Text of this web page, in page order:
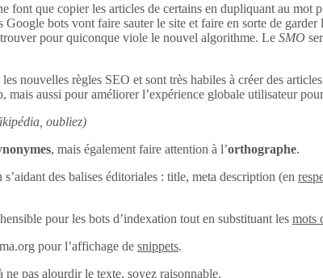
font que copier les articles de certains en dupliquant au mot
bots vont faire sauter le site et faire en sorte de
pour quiconque viole le nouvel algorithme. Le SMO
les nouvelles règles SEO et sont très habiles à créer des
aussi pour améliorer l’expérience globale utilisateur
oubliez)
, mais également faire attention à l’orthographe.
s’aidant des balises éditoriales : title, meta description (en
pour les bots d’indexation tout en substituant les mots
pour l’affichage de snippets.
ne pas alourdir le texte, soyez raisonnable.